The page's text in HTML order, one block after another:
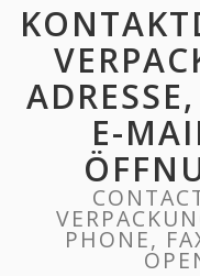
E-
PHONE,